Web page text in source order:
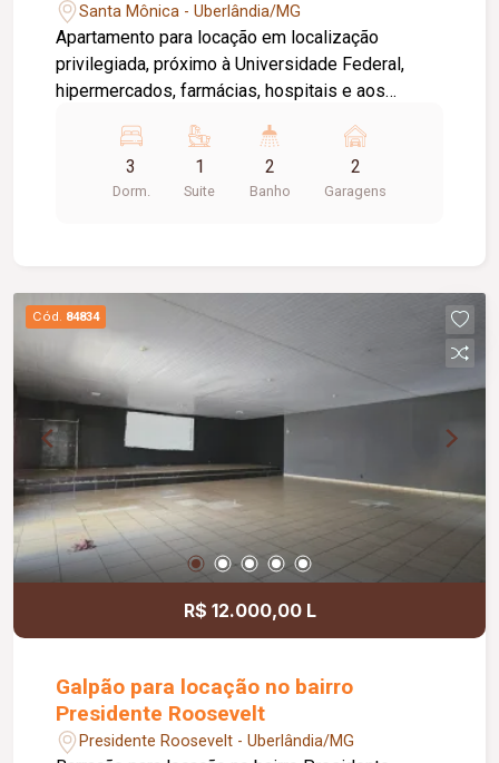
Santa Mônica - Uberlândia/MG
Apartamento para locação em localização
privilegiada, próximo à Universidade Federal,
hipermercados, farmácias, hospitais e aos
03 quartos, sendo 01 suíte ampla com closet,
oferecendo conforto e praticidade para toda a
família. Possui sala espaçosa com vista livre,
de lazer e confraternização. O apartamento
dispõe ainda de elevador e 02 vagas de
garagem.
3
Dorm.
1
Suite
2
Banho
2
Garagens
Cód. 84834
R$ 12.000,00 L
Galpão para locação no bairro
Presidente Roosevelt
Presidente Roosevelt - Uberlândia/MG